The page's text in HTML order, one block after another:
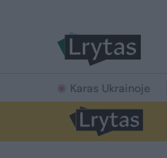
Karas Ukrainoje